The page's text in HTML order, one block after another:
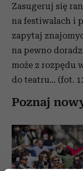
Zasugeruj się
na festiwalach i
zapytaj
na pewno
może z rozpędu
do teatru... (fot.
Poznaj